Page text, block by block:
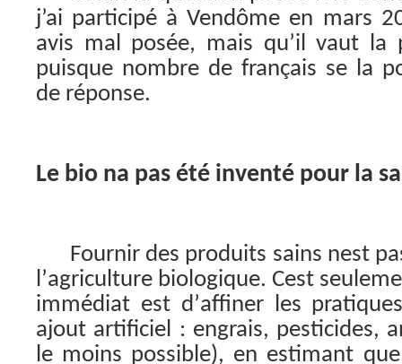
j’ai participé à Vendôme en mars
avis mal posée, mais qu’il vaut
puisque nombre de français se la
de réponse.
Le bio na pas été inventé pour la
Fournir des produits sains nest
l’agriculture biologique. Cest
immédiat est d’affiner les
ajout artificiel : engrais, pesticides,
le moins possible), en estimant